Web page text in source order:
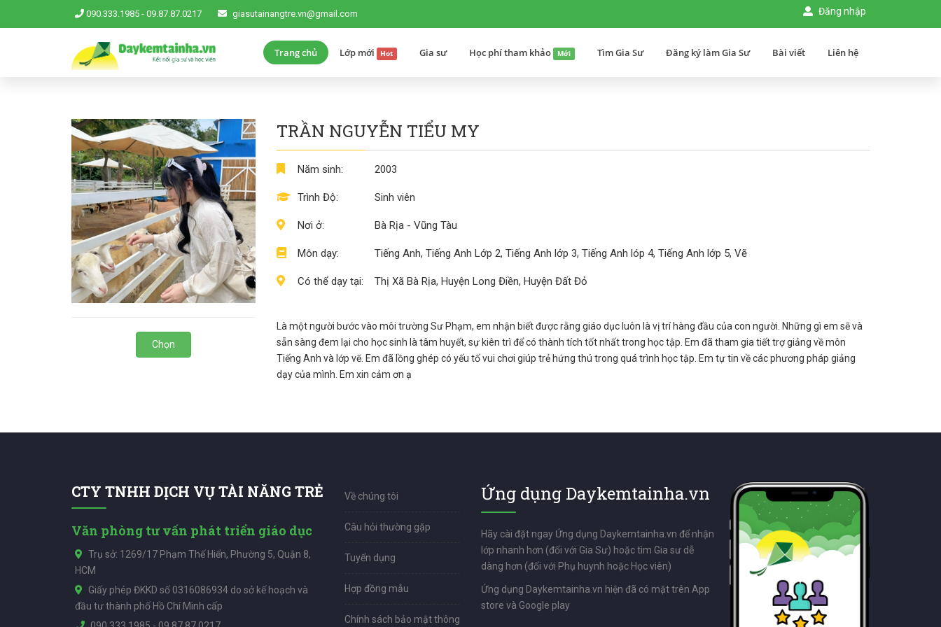
090.333.1985 - 09.87.87.0217 giasutainangtre.vn@gmail.com Đăng nhập
Trang chủ Lớp mới Hot Gia sư Học phí tham khảo Mới Tìm Gia Sư Đăng ký làm Gia Sư Bài viết Liên hệ
Chọn
TRẦN NGUYỄN TIỂU MY
Năm sinh:
Trình Độ:
Nơi ở:
Môn dạy:
Có thể dạy tại:
2003
Sinh viên
Bà Rịa - Vũng Tàu
Tiếng Anh, Tiếng Anh Lớp 2, Tiếng Anh lớp 3, Tiếng Anh lóp 4, Tiếng Anh lớp 5, Vẽ
Thị Xã Bà Rịa, Huyện Long Điền, Huyện Đất Đỏ
Là một người bước vào môi trường Sư Phạm, em nhận biết được rằng giáo dục luôn là vị trí hàng đầu của con người. Những gì em sẽ và
sẵn sàng đem lại cho học sinh là tâm huyết, sự kiên trì để có thành tích tốt nhất trong học tập. Em đã tham gia tiết trợ giảng về môn
Tiếng Anh và lớp vẽ. Em đã lồng ghép có yếu tố vui chơi giúp trẻ hứng thú trong quá trình học tập. Em tự tin về các phương pháp giảng
dạy của mình. Em xin cảm ơn ạ
CTY TNHH DỊCH VỤ TÀI NĂNG TRẺ
Văn phòng tư vấn phát triển giáo dục
Trụ sở: 1269/17 Phạm Thế Hiển, Phường 5, Quận 8,
HCM
Giấy phép ĐKKD số 0316086934 do sở kế hoạch và
đầu tư thành phố Hồ Chí Minh cấp
Về chúng tôi
Câu hỏi thường gặp
Tuyển dụng
Hợp đồng mẫu
Chính sách bảo mật thông
Ứng dụng Daykemtainha.vn
Hãy cài đặt ngay Ứng dụng Daykemtainha.vn để nhận
lớp nhanh hơn (đối với Gia Sư) hoặc tìm Gia sư dễ
dàng hơn (đối với Phụ huynh hoặc Học viên)
Ứng dụng Daykemtainha.vn hiện đã có mặt trên App
store và Google play